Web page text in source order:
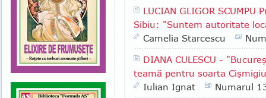
LUCIAN GLIGOR
Sibiu: "Suntem autoritate
Camelia Starcescu
DIANA CULESCU -
teamă pentru soarta
Iulian Ignat
Numarul